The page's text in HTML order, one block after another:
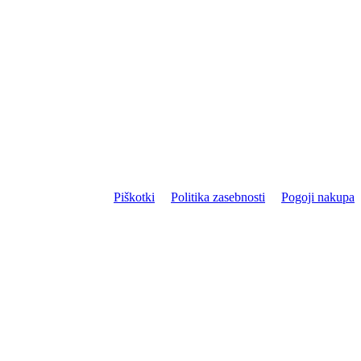
Piškotki
Politika zasebnosti Pogoji nakupa